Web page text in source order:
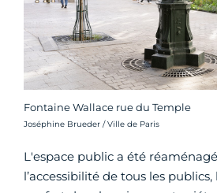
Fontaine Wallace rue du Temple
Crédit photo :
Joséphine Brueder / Ville de Paris
L'espace public a été
l’accessibilité de tous les